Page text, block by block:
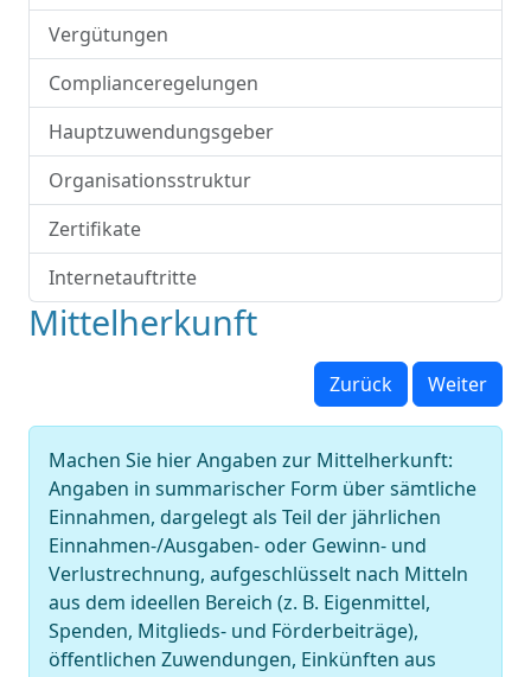
Vergütungen
Complianceregelungen
Hauptzuwendungsgeber
Organisationsstruktur
Zertifikate
Internetauftritte
Mittelherkunft
Zurück Weiter
Machen Sie hier Angaben zur Mittelherkunft:
Angaben in summarischer Form über sämtliche
Einnahmen, dargelegt als Teil der jährlichen
Einnahmen-/Ausgaben- oder Gewinn- und
Verlustrechnung, aufgeschlüsselt nach Mitteln
aus dem ideellen Bereich (z. B. Eigenmittel,
Spenden, Mitglieds- und Förderbeiträge),
öffentlichen Zuwendungen, Einkünften aus